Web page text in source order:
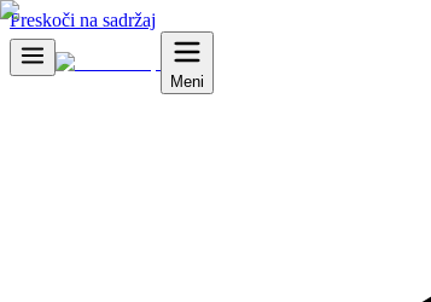
Preskoči na sadržaj
Meni